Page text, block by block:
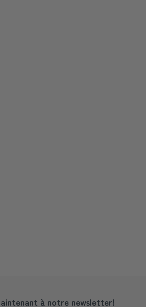
à notre newsletter!